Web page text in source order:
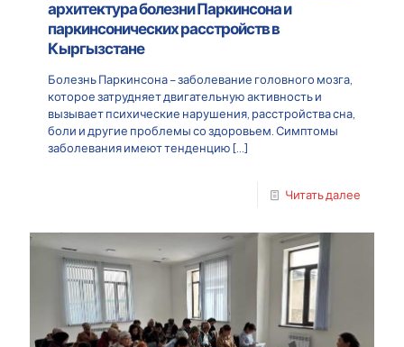
архитектура болезни Паркинсона и
паркинсонических расстройств в
Кыргызстане
Болезнь Паркинсона – заболевание головного мозга,
которое затрудняет двигательную активность и
вызывает психические нарушения, расстройства сна,
боли и другие проблемы со здоровьем. Симптомы
заболевания имеют тенденцию[…]
Читать далее